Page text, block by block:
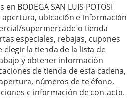
BODEGA SAN LUIS POTOSI
apertura, ubicación e información
supermercado o tienda
especiales, rebajas, cupones
elegir la tienda de la lista de
y obtener información
de tienda de esta cadena,
números de teléfono,
e información de contacto.